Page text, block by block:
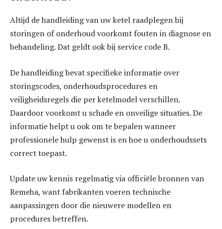
Altijd de handleiding van uw ketel raadplegen bij
storingen of onderhoud voorkomt fouten in diagnose en
behandeling. Dat geldt ook bij service code B.
De handleiding bevat specifieke informatie over
storingscodes, onderhoudsprocedures en
veiligheidsregels die per ketelmodel verschillen.
Daardoor voorkomt u schade en onveilige situaties. De
informatie helpt u ook om te bepalen wanneer
professionele hulp gewenst is en hoe u onderhoudssets
correct toepast.
Update uw kennis regelmatig via officiële bronnen van
Remeha, want fabrikanten voeren technische
aanpassingen door die nieuwere modellen en
procedures betreffen.